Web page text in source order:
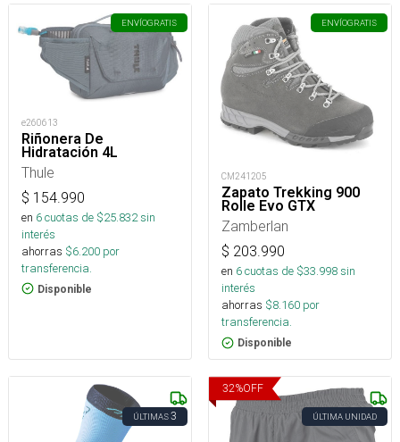
ENVÍOGRATIS
e260613
Riñonera De
Hidratación 4L
Thule
$ 154.990
en 6cuotas de $25.832sin
interés
ahorras $6.200 por
transferencia.
Disponible
ENVÍOGRATIS
CM241205
Zapato Trekking 900
Rolle Evo GTX
Zamberlan
$ 203.990
en 6cuotas de $33.998sin
interés
ahorras $8.160 por
transferencia.
Disponible
ÚLTIMAS3
32%OFF
ÚLTIMA UNIDAD